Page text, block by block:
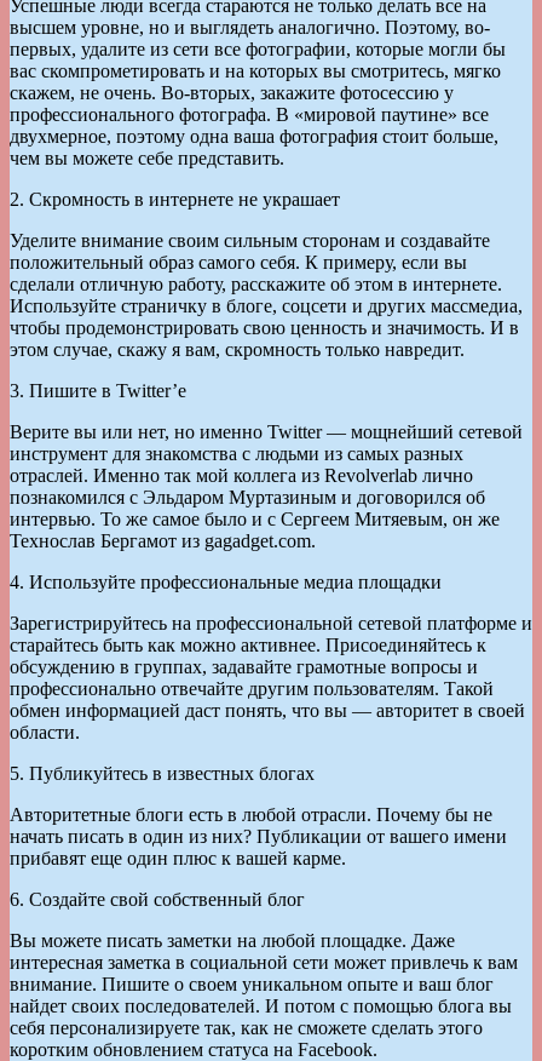
Успешные люди всегда стараются не только делать все на
высшем уровне, но и выглядеть аналогично. Поэтому, во-
первых, удалите из сети все фотографии, которые могли бы
вас скомпрометировать и на которых вы смотритесь, мягко
скажем, не очень. Во-вторых, закажите фотосессию у
профессионального фотографа. В «мировой паутине» все
двухмерное, поэтому одна ваша фотография стоит больше,
чем вы можете себе представить.
2. Скромность в интернете не украшает
Уделите внимание своим сильным сторонам и создавайте
положительный образ самого себя. К примеру, если вы
сделали отличную работу, расскажите об этом в интернете.
Используйте страничку в блоге, соцсети и других массмедиа,
чтобы продемонстрировать свою ценность и значимость. И в
этом случае, скажу я вам, скромность только навредит.
3. Пишите в Twitter’e
Верите вы или нет, но именно Twitter — мощнейший сетевой
инструмент для знакомства с людьми из самых разных
отраслей. Именно так мой коллега из Revolverlab лично
познакомился с Эльдаром Муртазиным и договорился об
интервью. То же самое было и с Сергеем Митяевым, он же
Технослав Бергамот из gagadget.com.
4. Используйте профессиональные медиа площадки
Зарегистрируйтесь на профессиональной сетевой платформе и
старайтесь быть как можно активнее. Присоединяйтесь к
обсуждению в группах, задавайте грамотные вопросы и
профессионально отвечайте другим пользователям. Такой
обмен информацией даст понять, что вы — авторитет в своей
области.
5. Публикуйтесь в известных блогах
Авторитетные блоги есть в любой отрасли. Почему бы не
начать писать в один из них? Публикации от вашего имени
прибавят еще один плюс к вашей карме.
6. Создайте свой собственный блог
Вы можете писать заметки на любой площадке. Даже
интересная заметка в социальной сети может привлечь к вам
внимание. Пишите о своем уникальном опыте и ваш блог
найдет своих последователей. И потом с помощью блога вы
себя персонализируете так, как не сможете сделать этого
коротким обновлением статуса на Facebook.